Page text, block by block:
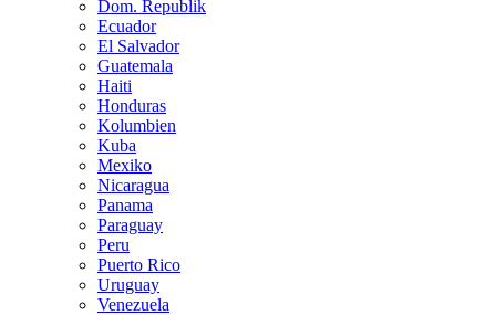
Dom. Republik
Ecuador
El Salvador
Guatemala
Haiti
Honduras
Kolumbien
Kuba
Mexiko
Nicaragua
Panama
Paraguay
Peru
Puerto Rico
Uruguay
Venezuela